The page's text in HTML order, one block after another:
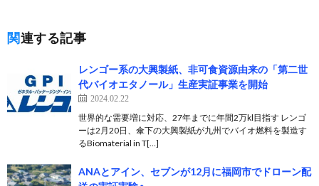
関連する記事
レンゴー系の大興製紙、非可食資源由来の「第二世
代バイオエタノール」生産実証事業を開始
2024.02.22
世界的な需要増に対応、27年までに年間2万kl目指す レンゴ
ーは2月20日、傘下の大興製紙が九州でバイオ燃料を製造す
るBiomaterial in T[…]
ANAとアイン、セブンが12月に福岡市でドローン配